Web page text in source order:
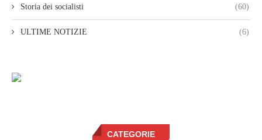
Storia dei socialisti (60)
ULTIME NOTIZIE (6)
CATEGORIE